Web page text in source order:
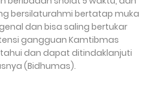
bersilaturahmi bertatap muka
dan bisa saling bertukar
gangguan Kamtibmas
dan dapat ditindaklanjuti
(Bidhumas).